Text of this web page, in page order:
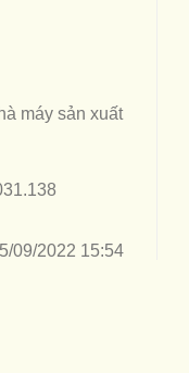
máy sản xuất
09/2022 15:54